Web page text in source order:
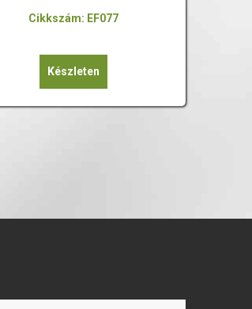
Cikkszám: EF077
Készleten